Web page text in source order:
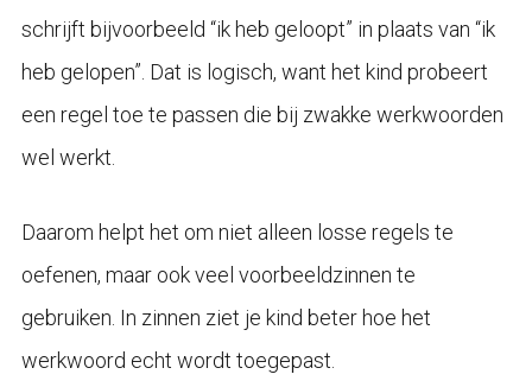
schrijft bijvoorbeeld “ik heb geloopt” in plaats van “ik
heb gelopen”. Dat is logisch, want het kind probeert
een regel toe te passen die bij zwakke werkwoorden
wel werkt.
Daarom helpt het om niet alleen losse regels te
oefenen, maar ook veel voorbeeldzinnen te
gebruiken. In zinnen ziet je kind beter hoe het
werkwoord echt wordt toegepast.